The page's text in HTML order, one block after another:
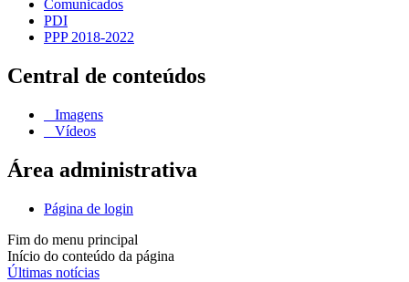
Comunicados
PDI
PPP 2018-2022
Central de conteúdos
Imagens
Vídeos
Área administrativa
Página de login
Fim do menu principal
Início do conteúdo da página
Últimas notícias